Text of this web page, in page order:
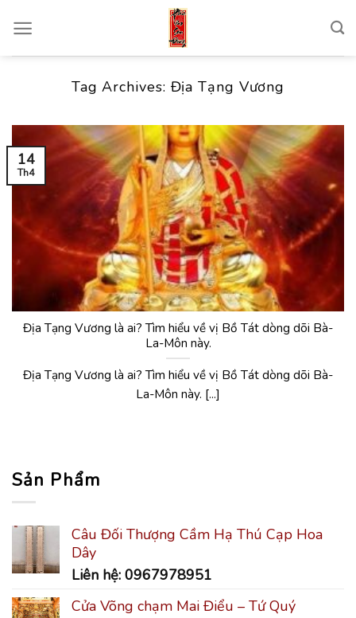
content
Tag Archives: Địa Tạng Vương
Địa Tạng Vương là ai? Tìm hiểu về vị Bồ Tát dòng dõi Bà-
La-Môn này.
Địa Tạng Vương là ai? Tìm hiểu về vị Bồ Tát dòng dõi Bà-
La-Môn này. [...]
14
Th4
Sản Phẩm
Câu Đối Thượng Cầm Hạ Thú Cạp Hoa
Dây
Liên hệ: 0967978951
Cửa Võng chạm Mai Điểu – Tứ Quý